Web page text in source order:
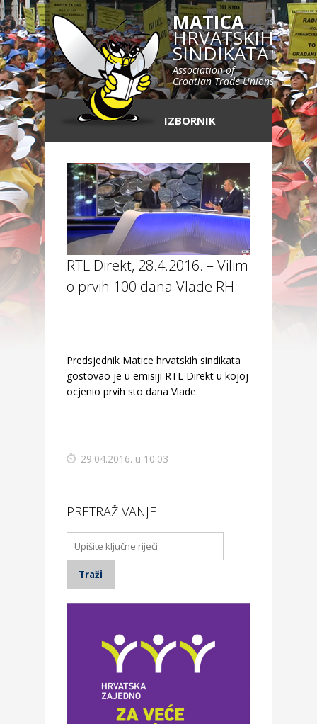
MATICA
HRVATSKIH
SINDIKATA
Association of
Croatian Trade Unions
IZBORNIK
RTL Direkt, 28.4.2016. – Vilim Ribić
o prvih 100 dana Vlade RH
Predsjednik Matice hrvatskih sindikata
gostovao je u emisiji RTL Direkt u kojoj je
ocjenio prvih sto dana Vlade.
29.04.2016. u 10:03
PRETRAŽIVANJE